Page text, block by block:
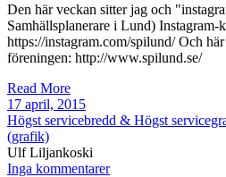
Den här veckan sitter jag och
Samhällsplanerare i Lund) Instagram-
https://instagram.com/spilund/ Och
föreningen: http://www.spilund.se/
Read More
17 april, 2015
Högst servicebredd & Högst
(grafik)
Ulf Liljankoski
Inga kommentarer